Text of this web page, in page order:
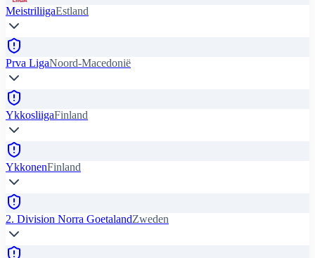
MeistriliigaEstland
Prva LigaNoord-Macedonië
YkkosliigaFinland
YkkonenFinland
2. Division Norra GoetalandZweden